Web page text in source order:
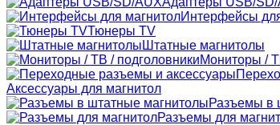
Интерфейсы
Тюнеры TV
Штатные магнитолы
Мониторы /
Аксессуары для магнитол
Разъемы в
Разъемы для